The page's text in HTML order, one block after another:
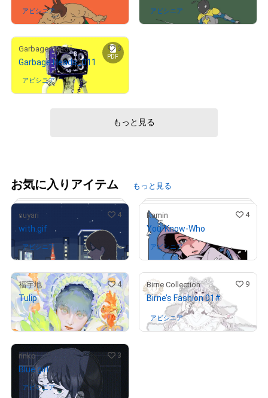
アビシニア さんが保有中 アビシニア さんが保有中
PDF
Garbage Heads 3
Garbage Heads_011
アビシニアさんが保有中
もっと見る
お気に入りアイテム もっと見る
# 19/50
suyari 4
with.gif
アビシニア さんが保有中
# 5/5
Kamin 4
You-Know-Who
アビシニアさんが保有中
福宇地 4
Tulip
¥35,000
Birne Collection 9
Birne’s Fashion 01#
アビシニアさんが保有中
rinko 3
Blue girl
アビシニアさんが保有中